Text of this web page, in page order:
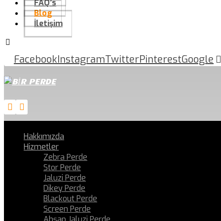
FAQ’s
Blog
İletişim
FacebookInstagramTwitterPinterestGoogle
Hakkımızda
Hizmetler
Zebra Perde
Stor Perde
Jaluzi Perde
Dikey Perde
Blackout Perde
Screen Perde